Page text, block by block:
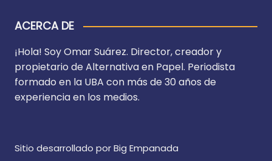
ACERCA DE
¡Hola! Soy Omar Suárez. Director, creador y
propietario de Alternativa en Papel. Periodista
formado en la UBA con más de 30 años de
experiencia en los medios.
Sitio desarrollado por Big Empanada